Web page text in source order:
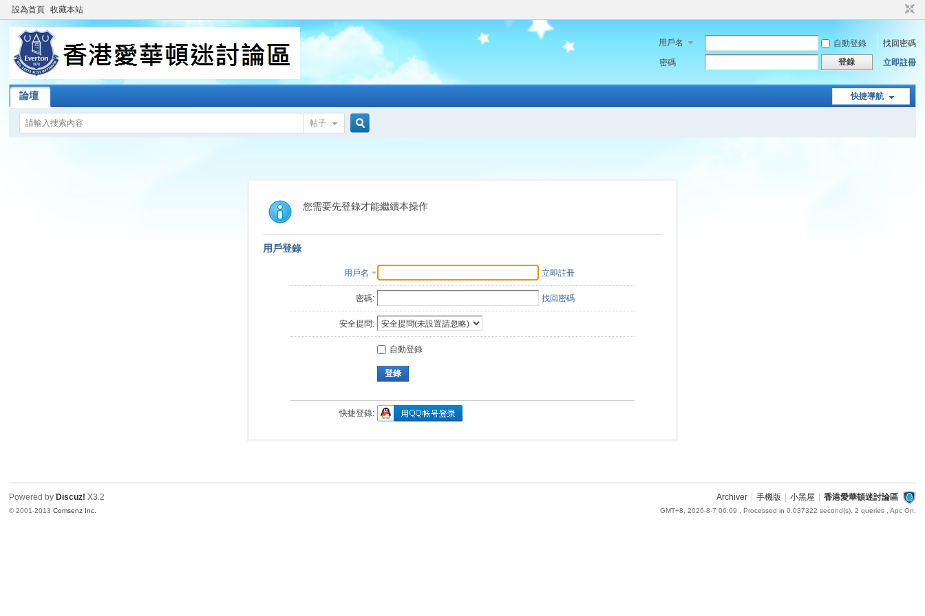
設為首頁 收藏本站
用戶名 自動登錄
找回密碼
密碼
登錄 立即註冊
快捷導航
論壇
帖子
索
您需要先登錄才能繼續本操作
用戶登錄
用戶名 立即註冊
密碼: 找回密碼
安全提問:
自動登錄
登錄
快捷登錄:
Archiver 手機版 小黑屋 香港愛華頓迷討論區
GMT+8, 2026-8-7 06:09 , Processed in 0.037322 second(s), 2 queries , Apc On.
Powered by Discuz! X3.2
© 2001-2013Comsenz Inc.